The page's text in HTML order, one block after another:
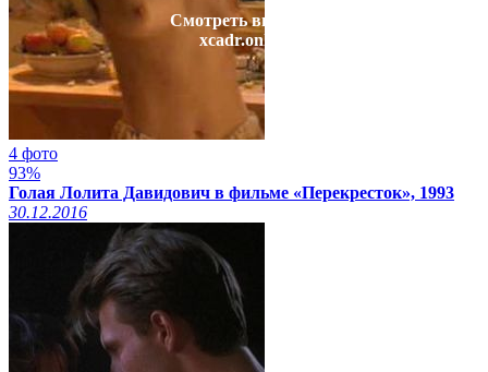
Смотреть видео на
xcadr.online
4 фото
93%
Голая Лолита Давидович в фильме «Перекресток», 1993
30.12.2016